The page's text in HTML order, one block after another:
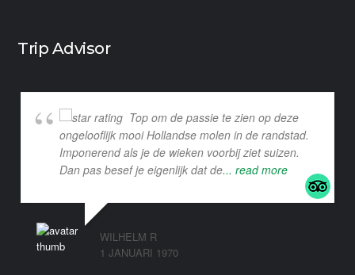
Trip Advisor
Top om de passie te zien op deze
ongelooflijk mooi Hollandse molen in de randstad.
Imponerend als je de wieken voorbij ziet suizen.
Dan pas besef je eigenlijk dat de... read more
WILHELM R
1 JANUARI 1970